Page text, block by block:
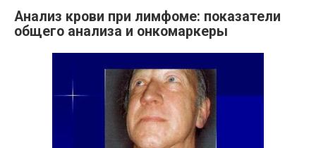
Анализ крови при лимфоме: показатели
общего анализа и онкомаркеры